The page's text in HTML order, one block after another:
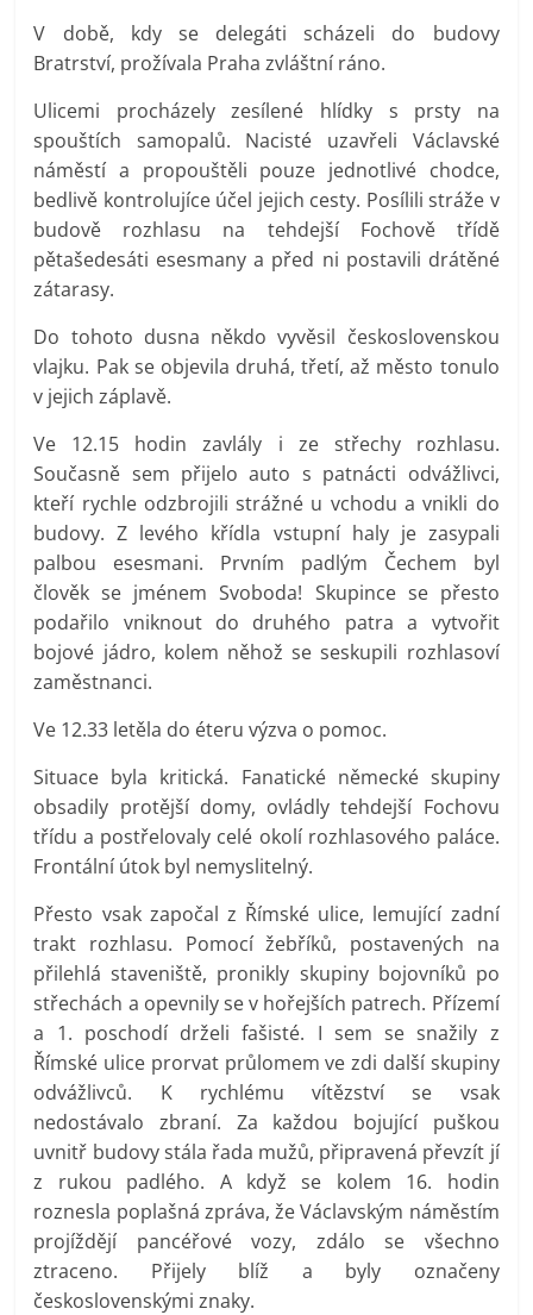
V době, kdy se delegáti scházeli do budovy
Bratrství, prožívala Praha zvláštní ráno.
Ulicemi procházely zesílené hlídky s prsty na
spouštích samopalů. Nacisté uzavřeli Václavské
náměstí a propouštěli pouze jednotlivé chodce,
bedlivě kontrolujíce účel jejich cesty. Posílili stráže v
budově rozhlasu na tehdejší Fochově třídě
pětašedesáti esesmany a před ni postavili drátěné
zátarasy.
Do tohoto dusna někdo vyvěsil československou
vlajku. Pak se objevila druhá, třetí, až město tonulo
v jejich záplavě.
Ve 12.15 hodin zavlály i ze střechy rozhlasu.
Současně sem přijelo auto s patnácti odvážlivci,
kteří rychle odzbrojili strážné u vchodu a vnikli do
budovy. Z levého křídla vstupní haly je zasypali
palbou esesmani. Prvním padlým Čechem byl
člověk se jménem Svoboda! Skupince se přesto
podařilo vniknout do druhého patra a vytvořit
bojové jádro, kolem něhož se seskupili rozhlasoví
zaměstnanci.
Ve 12.33 letěla do éteru výzva o pomoc.
Situace byla kritická. Fanatické německé skupiny
obsadily protější domy, ovládly tehdejší Fochovu
třídu a postřelovaly celé okolí rozhlasového paláce.
Frontální útok byl nemyslitelný.
Přesto vsak započal z Římské ulice, lemující zadní
trakt rozhlasu. Pomocí žebříků, postavených na
přilehlá staveniště, pronikly skupiny bojovníků po
střechách a opevnily se v hořejších patrech. Přízemí
a 1. poschodí drželi fašisté. I sem se snažily z
Římské ulice prorvat průlomem ve zdi další skupiny
odvážlivců. K rychlému vítězství se vsak
nedostávalo zbraní. Za každou bojující puškou
uvnitř budovy stála řada mužů, připravená převzít jí
z rukou padlého. A když se kolem 16. hodin
roznesla poplašná zpráva, že Václavským náměstím
projíždějí pancéřové vozy, zdálo se všechno
ztraceno. Přijely blíž a byly označeny
československými znaky.